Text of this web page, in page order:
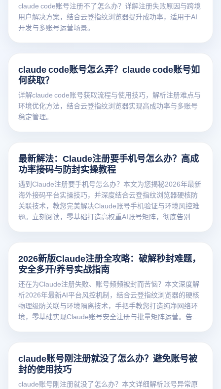
claude code账号注册不了怎么办？详解注册失败原因与跨境
用户解决方案，结合云登指纹浏览器提升成功率，适用于AI
开发与多账号运营场景。
claude code账号怎么弄？claude code账号如
何获取？
详解claude code账号获取流程与使用技巧，解析注册难点与
环境优化方法，结合云登指纹浏览器实现高成功率与多账号
稳定管理。
最新解法：Claude注册要手机号怎么办？高成
功率接码与防封实操教程
遇到Claude注册要手机号怎么办？本文为您揭秘2026年最新
海外接码平台实操技巧，并深度结合云登指纹浏览器硬核防
关联技术，教您完美解决Claude账号手机验证与环境风控难
题。立刻阅读，零基础打造高权重AI账号矩阵，彻底告别注
2026新版Claude注册全攻略：破解秒封难题，
安全多开/养号实战指南
还在为Claude注册失败、账号频频被封而苦恼？本文深度解
析2026年最新AI平台风控机制，结合云登指纹浏览器的硬核
物理级防关联与环境隔离技术，手把手教您打造纯净网络环
境，零基础实现Claude账号安全注册与批量矩阵运营。告别
claude账号刚注册就没了怎么办？避免账号被
封的使用技巧
claude账号刚注册就没了怎么办？本文详细解析账号异常原